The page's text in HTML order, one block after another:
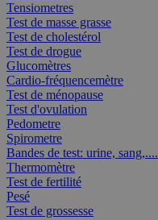
Tensiometres
Test de masse grasse
Test de cholestérol
Test de drogue
Glucomètres
Cardio-fréquencemètre
Test de ménopause
Test d'ovulation
Pedometre
Spirometre
Bandes de test: urine, sang,....
Thermomètre
Test de fertilité
Pesé
Test de grossesse